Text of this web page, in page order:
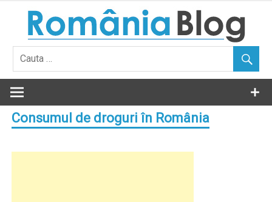
content
Consumul de droguri în România